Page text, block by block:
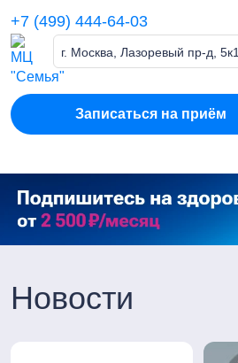
content
+7 (499) 444-64-03
г. Москва, Лазоревый пр-д, 5к1
Записаться на приём
Новости